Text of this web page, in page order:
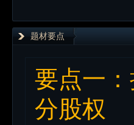
题材要点
要点一
分股权